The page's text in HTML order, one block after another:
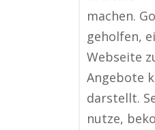
machen.
geholfen,
Webseite
Angebote
darstellt.
nutze,